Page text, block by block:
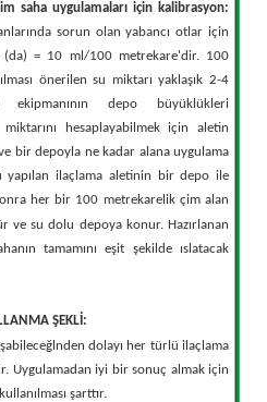
saha uygulamaları için kalibrasyon:
sorun olan yabancı otlar için
= 10 ml/100 metrekare'dir. 100
önerilen su miktarı yaklaşık 2-4
depo büyüklükleri
hesaplayabilmek için aletin
bir depoyla ne kadar alana uygulama
yapılan ilaçlama aletinin bir depo ile
her bir 100 metrekarelik çim alan
ve su dolu depoya konur. Hazırlanan
tamamını eşit şekilde ıslatacak
ŞEKLİ:
dolayı her türlü ilaçlama
Uygulamadan iyi bir sonuç almak için
şarttır.